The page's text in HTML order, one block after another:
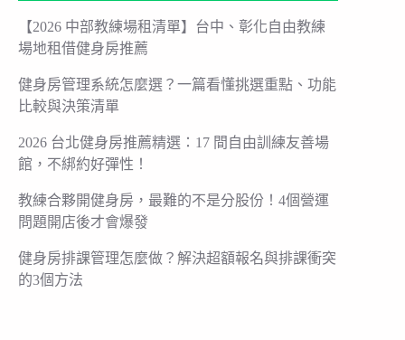
【2026 中部教練場租清單】台中、彰化自由教練
場地租借健身房推薦
健身房管理系統怎麼選？一篇看懂挑選重點、功能
比較與決策清單
2026 台北健身房推薦精選：17 間自由訓練友善場
館，不綁約好彈性！
教練合夥開健身房，最難的不是分股份！4個營運
問題開店後才會爆發
健身房排課管理怎麼做？解決超額報名與排課衝突
的3個方法